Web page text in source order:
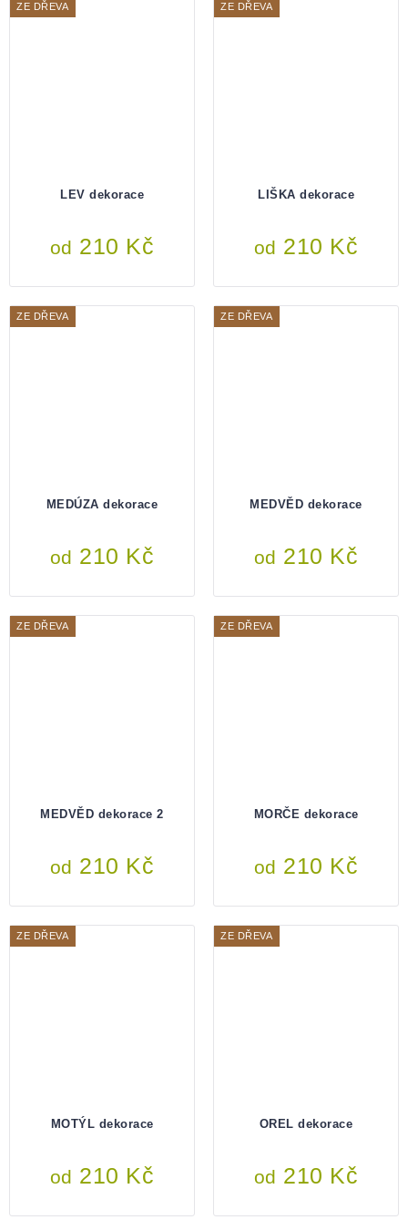
ZE DŘEVA
LEV dekorace
od 210 Kč
ZE DŘEVA
LIŠKA dekorace
od 210 Kč
ZE DŘEVA
MEDÚZA dekorace
od 210 Kč
ZE DŘEVA
MEDVĚD dekorace
od 210 Kč
ZE DŘEVA
MEDVĚD dekorace 2
od 210 Kč
ZE DŘEVA
MORČE dekorace
od 210 Kč
ZE DŘEVA
MOTÝL dekorace
od 210 Kč
ZE DŘEVA
OREL dekorace
od 210 Kč